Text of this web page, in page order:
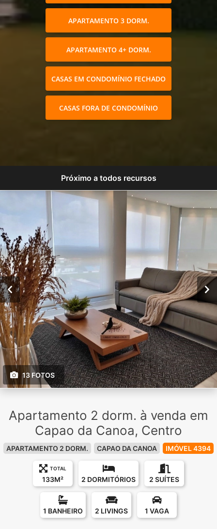
APARTAMENTO 3 DORM.
APARTAMENTO 4+ DORM.
CASAS EM CONDOMÍNIO FECHADO
CASAS FORA DE CONDOMÍNIO
Próximo a todos recursos
13 FOTOS
Apartamento 2 dorm. à venda em
Capao da Canoa, Centro
APARTAMENTO 2 DORM. CAPAO DA CANOA IMÓVEL 4394
TOTAL
133M² 2 DORMITÓRIOS 2 SUÍTES
1 BANHEIRO 2 LIVINGS 1 VAGA